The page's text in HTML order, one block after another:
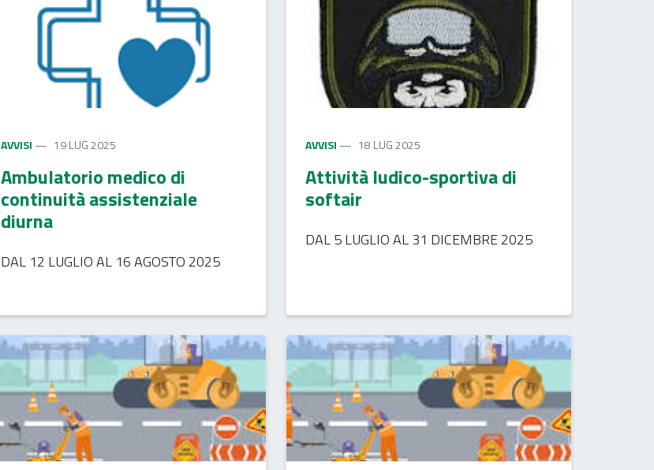
AVVISI 19 LUG 2025
Ambulatorio medico di
continuità assistenziale
diurna
DAL 12 LUGLIO AL 16 AGOSTO 2025
AVVISI 18 LUG 2025
Attività ludico-sportiva di
softair
DAL 5 LUGLIO AL 31 DICEMBRE 2025